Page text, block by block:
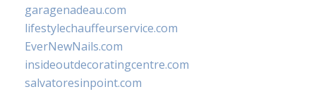
garagenadeau.com
lifestylechauffeurservice.com
EverNewNails.com
insideoutdecoratingcentre.com
salvatoresinpoint.com